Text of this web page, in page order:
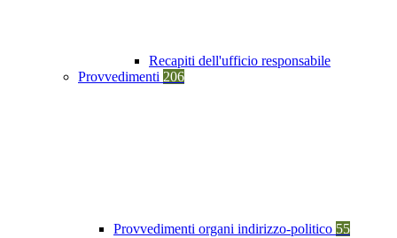
Recapiti dell'ufficio responsabile
Provvedimenti 206
Provvedimenti organi indirizzo-politico 55